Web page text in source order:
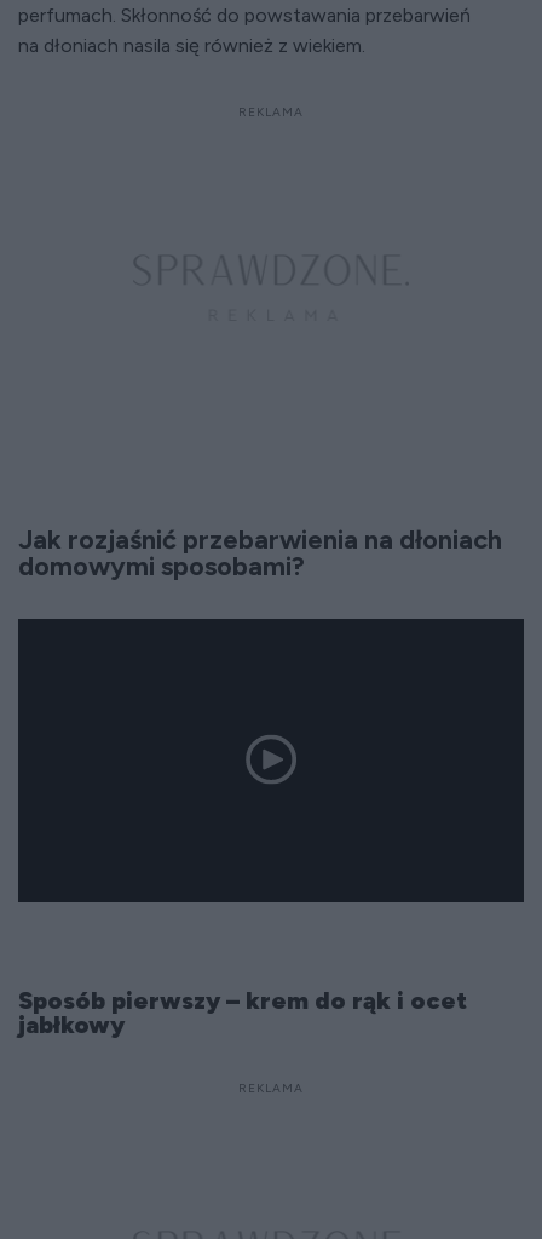
perfumach. Skłonność do powstawania przebarwień
na dłoniach nasila się również z wiekiem.
Jak rozjaśnić przebarwienia na dłoniach
domowymi sposobami?
Sposób pierwszy – krem do rąk i ocet
jabłkowy